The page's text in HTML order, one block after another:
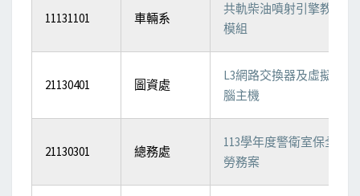
11131101 車輛系
共軌柴油噴射引擎教學
模組
21130401 圖資處
L3網路交換器及虛擬電
腦主機
21130301 總務處
113學年度警衛室保全
勞務案